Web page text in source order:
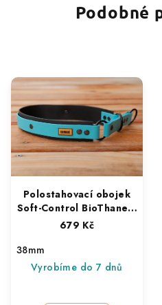
Podobné
Polostahovací obojek
Soft-Control BioThane®
38 mm
679 Kč
38mm
Vyrobíme do 7 dnů